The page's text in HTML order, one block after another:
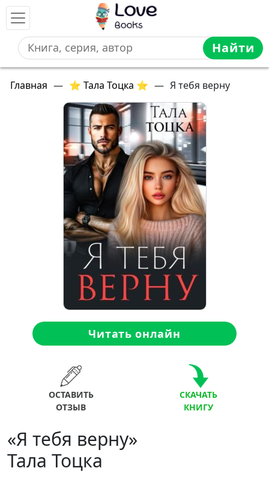
Найти
Главная — ⭐ Тала Тоцка ⭐ — Я тебя верну
Читать онлайн
ОСТАВИТЬ
ОТЗЫВ
СКАЧАТЬ
КНИГУ
«Я тебя верну»
Тала Тоцка